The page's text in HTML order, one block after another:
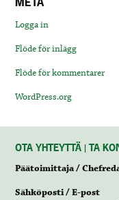
Logga in
Flöde för inlägg
Flöde för kommentarer
WordPress.org
OTA YHTEYTTÄ | TA
Päätoimittaja /
Sähköposti / E-post